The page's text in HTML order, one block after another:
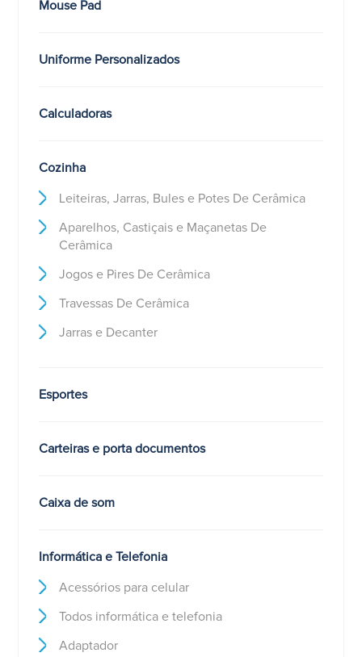
Mouse Pad
Uniforme Personalizados
Calculadoras
Cozinha
Leiteiras, Jarras, Bules e Potes De Cerâmica
Aparelhos, Castiçais e Maçanetas De
Cerâmica
Jogos e Pires De Cerâmica
Travessas De Cerâmica
Jarras e Decanter
Esportes
Carteiras e porta documentos
Caixa de som
Informática e Telefonia
Acessórios para celular
Todos informática e telefonia
Adaptador